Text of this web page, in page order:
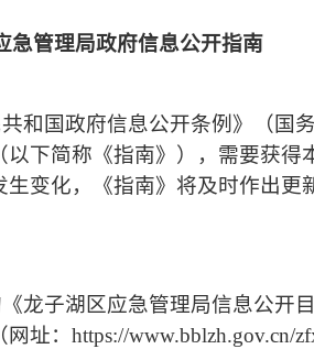
急管理局政府信息公开指南
和国政府信息公开条例》（国
以下简称《指南》），需要获
变化，《指南》将及时作出更
龙子湖区应急管理局信息公开
址： https://www.bblzh.gov.cn/